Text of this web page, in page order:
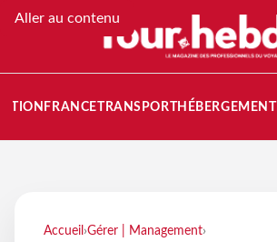
Aller au contenu
FRANCETRANSPORT HÉBERGEMENT
Accueil ›Gérer | Management›